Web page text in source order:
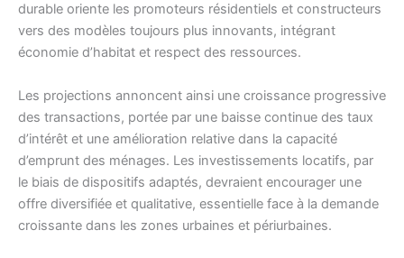
durable oriente les promoteurs résidentiels et constructeurs
vers des modèles toujours plus innovants, intégrant
économie d’habitat et respect des ressources.
Les projections annoncent ainsi une croissance progressive
des transactions, portée par une baisse continue des taux
d’intérêt et une amélioration relative dans la capacité
d’emprunt des ménages. Les investissements locatifs, par
le biais de dispositifs adaptés, devraient encourager une
offre diversifiée et qualitative, essentielle face à la demande
croissante dans les zones urbaines et périurbaines.